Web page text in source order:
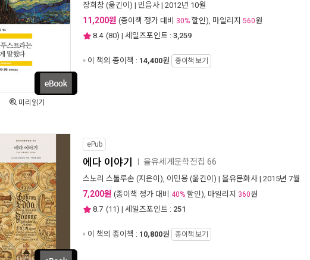
미리읽기
장희창 (옮긴이) | 민음사 | 2012년 10월
11,200원 (종이책 정가 대비 30% 할인), 마일리지 560원
8.4 (80) | 세일즈포인트 : 3,259
이 책의 종이책 : 14,400원 종이책 보기
ePub
에다 이야기 을유세계문학전집 66
스노리 스툴루손 (지은이), 이민용 (옮긴이) | 을유문화사 | 2015년 7월
7,200원 (종이책 정가 대비 40% 할인), 마일리지 360원
8.7 (11) | 세일즈포인트 : 251
이 책의 종이책 : 10,800원 종이책 보기